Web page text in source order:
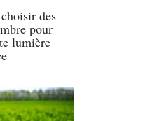
des
pour
lumière